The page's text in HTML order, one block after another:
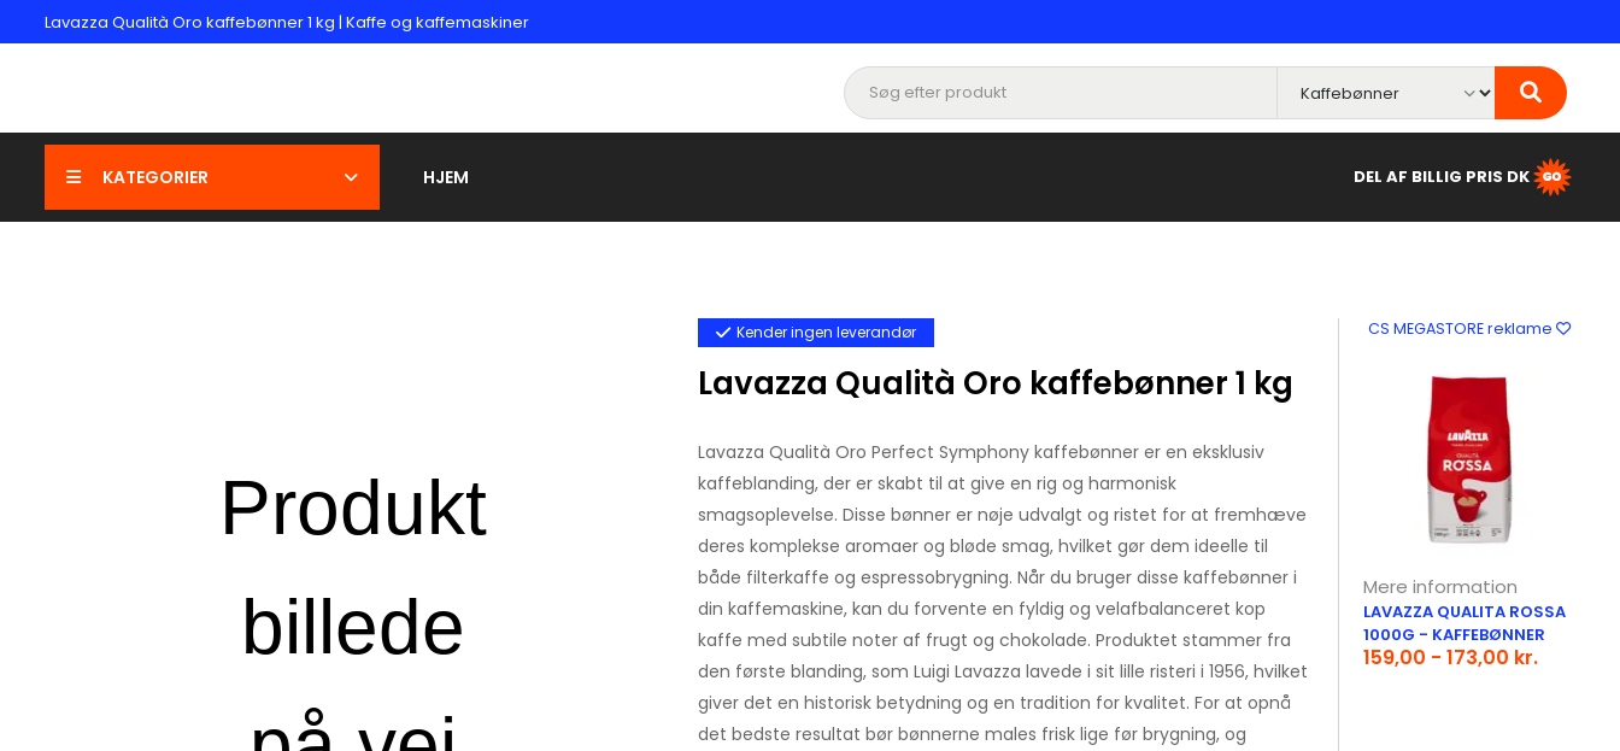
Lavazza Qualità Oro kaffebønner 1 kg | Kaffe og kaffemaskiner
KATEGORIER HJEM DEL AF BILLIG PRIS DK
Kender ingen leverandør
Lavazza Qualità Oro kaffebønner 1 kg
Lavazza Qualità Oro Perfect Symphony kaffebønner er en eksklusiv
kaffeblanding, der er skabt til at give en rig og harmonisk
smagsoplevelse. Disse bønner er nøje udvalgt og ristet for at fremhæve
deres komplekse aromaer og bløde smag, hvilket gør dem ideelle til
både filterkaffe og espressobrygning. Når du bruger disse kaffebønner i
din kaffemaskine, kan du forvente en fyldig og velafbalanceret kop
kaffe med subtile noter af frugt og chokolade. Produktet stammer fra
den første blanding, som Luigi Lavazza lavede i sit lille risteri i 1956, hvilket
giver det en historisk betydning og en tradition for kvalitet. For at opnå
det bedste resultat bør bønnerne males frisk lige før brygning, og
CS MEGASTORE reklame
Mere information
LAVAZZA QUALITA ROSSA
1000G - KAFFEBØNNER
159,00 - 173,00 kr.